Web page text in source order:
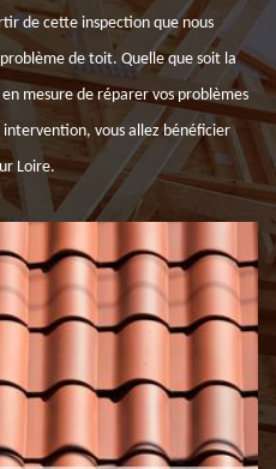
de cette inspection que nous
de toit. Quelle que soit la
mesure de réparer vos problèmes
intervention, vous allez bénéficier
Loire.